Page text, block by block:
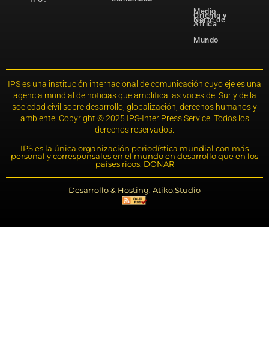
Medio
Oriente y
Norte de
África
Mundo
IPS es una institución internacional de comunicación cuyo eje es una
agencia mundial de noticias que amplifica las voces del Sur y de la
sociedad civil sobre desarrollo, globalización, derechos humanos y
ambiente. Copyright © 2025 IPS-Inter Press Service. Todos los
derechos reservados.
IPS es la única organización periodística mundial con más
personal y corresponsales en el mundo en desarrollo que en los
países ricos. DONAR
Desarrollo & Hosting: Atiko.Studio